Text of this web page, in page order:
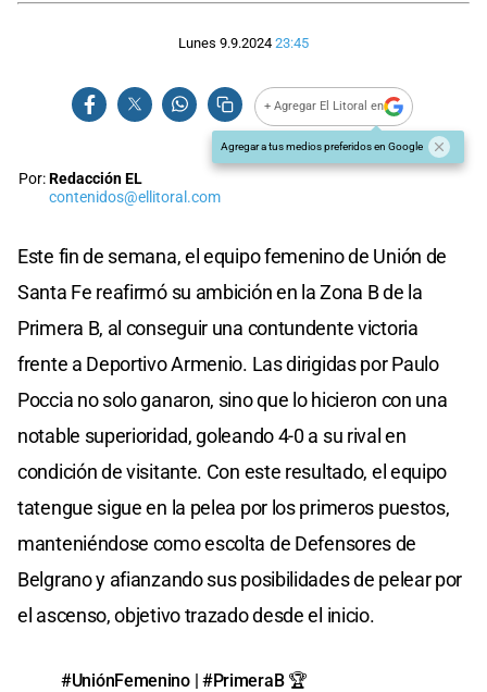
Lunes 9.9.2024 23:45
+ Agregar El Litoral en
Agregar a tus medios preferidos en Google
Por:Redacción EL
contenidos@ellitoral.com
Este fin de semana, el equipo femenino de Unión de
Santa Fe reafirmó su ambición en la Zona B de la
Primera B, al conseguir una contundente victoria
frente a Deportivo Armenio. Las dirigidas por Paulo
Poccia no solo ganaron, sino que lo hicieron con una
notable superioridad, goleando 4-0 a su rival en
condición de visitante. Con este resultado, el equipo
tatengue sigue en la pelea por los primeros puestos,
manteniéndose como escolta de Defensores de
Belgrano y afianzando sus posibilidades de pelear por
el ascenso, objetivo trazado desde el inicio.
#UniónFemenino| #PrimeraB🏆